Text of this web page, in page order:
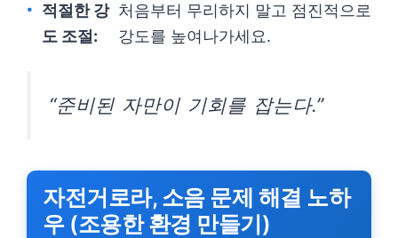
적절한 강
도 조절:
처음부터 무리하지 말고 점진적으로
강도를 높여나가세요.
“준비된 자만이 기회를 잡는다.”
자전거로라, 소음 문제 해결 노하
우 (조용한 환경 만들기)